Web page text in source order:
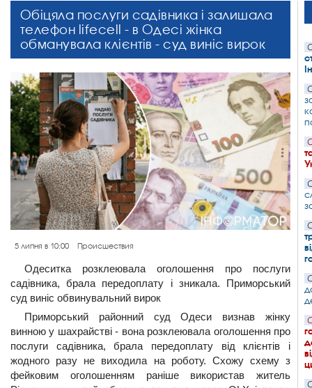
Обіцяла послуги садівника і залишала
телефон lifecell - в Одесі жінка
обманувала клієнтів - суд виніс вирок
5 липня в 10:00 Происшествия
Одеситка розклеювала оголошення про послуги
садівника, брала передоплату і зникала. Приморський
суд виніс обвинувальний вирок
Приморський районний суд Одеси визнав жінку
винною у шахрайстві - вона розклеювала оголошення про
послуги садівника, брала передоплату від клієнтів і
жодного разу не виходила на роботу. Схожу схему з
фейковим оголошенням раніше використав житель